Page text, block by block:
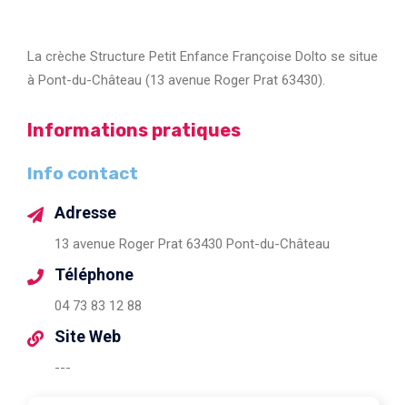
La crèche Structure Petit Enfance Françoise Dolto se situe
à Pont-du-Château (13 avenue Roger Prat 63430).
Informations pratiques
Info contact
Adresse
13 avenue Roger Prat 63430 Pont-du-Château
Téléphone
04 73 83 12 88
Site Web
---